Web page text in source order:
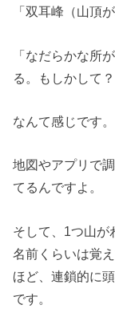
「双耳峰（山頂
「なだらかな所
る。もしかして？
なんて感じです。
地図やアプリで
てるんですよ。
そして、1つ山が
名前くらいは覚
ほど、連鎖的に
です。